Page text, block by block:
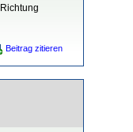
Beitrag zitieren